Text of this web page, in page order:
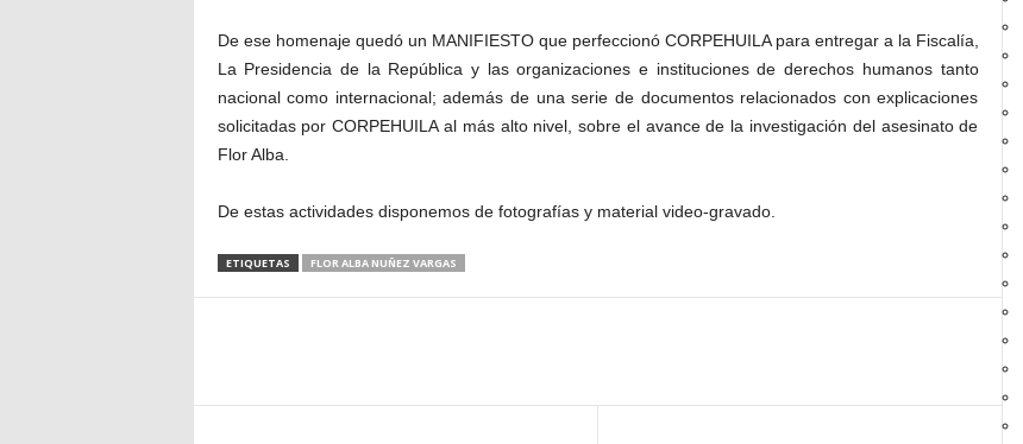
De ese homenaje quedó un MANIFIESTO que perfeccionó CORPEHUILA para entregar a la Fiscalía,
La Presidencia de la República y las organizaciones e instituciones de derechos humanos tanto
nacional como internacional; además de una serie de documentos relacionados con explicaciones
solicitadas por CORPEHUILA al más alto nivel, sobre el avance de la investigación del asesinato de
Flor Alba.
De estas actividades disponemos de fotografías y material video-gravado.
ETIQUETAS FLOR ALBA NUÑEZ VARGAS